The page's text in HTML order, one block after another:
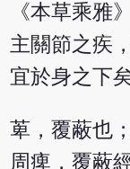
《本草乘雅
主關節之疾
宜於身之下矣
萆，覆蔽也
周痺，覆蔽